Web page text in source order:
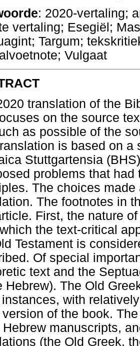
: 2020-vertaling;
vertaling; Esegiël;
Targum;
Vulgaat
translation of the
on the source
as possible of the
is based on
Stuttgartensia
problems that
The choices
The footnotes in
First, the nature
the text-critical
Testament is
Of special
text and the
Hebrew). The Old
with
version of the book.
Hebrew manuscripts,
(the Old Greek,